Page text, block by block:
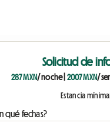
Solicitud de
287 MXN/ noche| 2007 MXN/
Estancia
qué fechas?